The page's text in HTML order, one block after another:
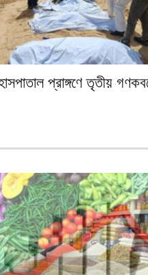
আল-
ফিরদাউস
প্রাঙ্গণে তৃতীয়